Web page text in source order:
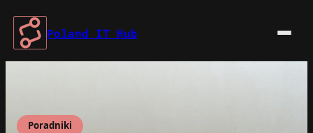
Przejdź
treści
Poland IT Hub
Poradniki